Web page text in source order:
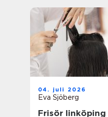
04. juli 2026
Eva Sjöberg
Frisör linköping så